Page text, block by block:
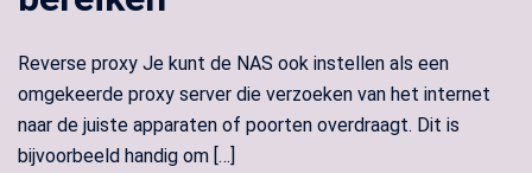
Reverse proxy Je kunt de NAS ook instellen als een
omgekeerde proxy server die verzoeken van het internet
naar de juiste apparaten of poorten overdraagt. Dit is
bijvoorbeeld handig om […]